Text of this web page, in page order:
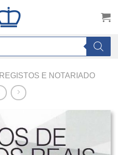
REGISTOS E NOTARIADO